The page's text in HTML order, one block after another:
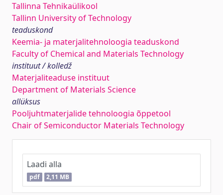
Tallinna Tehnikaülikool
Tallinn University of Technology
teaduskond
Keemia- ja materjalitehnoloogia teaduskond
Faculty of Chemical and Materials Technology
instituut / kolledž
Materjaliteaduse instituut
Department of Materials Science
allüksus
Pooljuhtmaterjalide tehnoloogia õppetool
Chair of Semiconductor Materials Technology
Laadi alla
pdf 2,11 MB